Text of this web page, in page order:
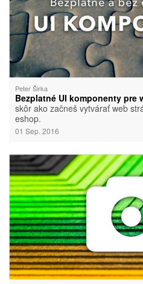
Peter Širka
Bezplatné UI komponenty pre
skôr ako začneš vytvárať web
eshop.
01 Sep. 2016